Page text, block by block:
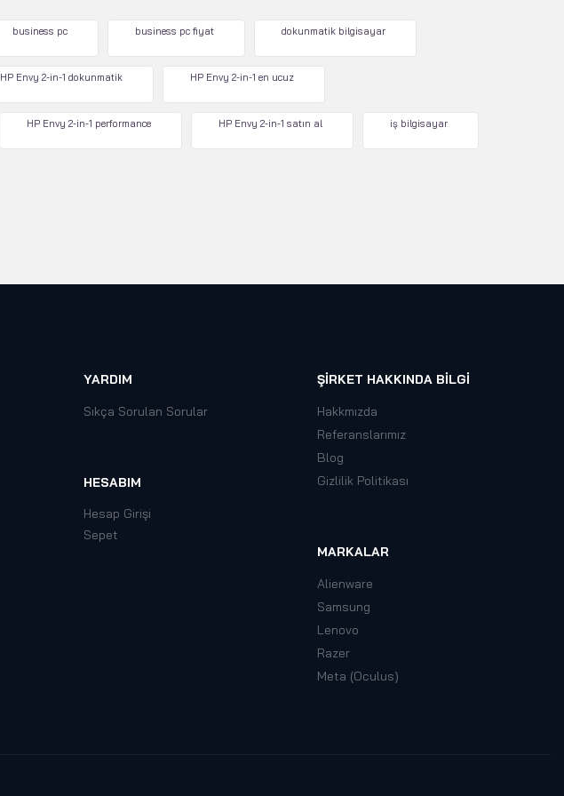
business pc business pc fiyat dokunmatik bilgisayar
HP Envy 2-in-1 dokunmatik HP Envy 2-in-1 en ucuz
HP Envy 2-in-1 performance HP Envy 2-in-1 satın al iş bilgisayar
YARDIM
Sıkça Sorulan Sorular
HESABIM
Hesap Girişi
Sepet
ŞIRKET HAKKINDA BILGI
Hakkmızda
Referanslarımız
Blog
Gizlilik Politikası
MARKALAR
Alienware
Samsung
Lenovo
Razer
Meta (Oculus)